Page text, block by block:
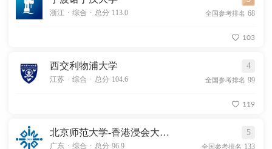
浙江 . 综合 . 总分 113.0 全国参考排名 68
103
西交利物浦大学 4
江苏 . 综合 . 总分 104.6 全国参考排名 99
119
北京师范大学-香港浸会大学联合国际学院 5
广东 . 综合 . 总分 96.9 全国参考排名 133